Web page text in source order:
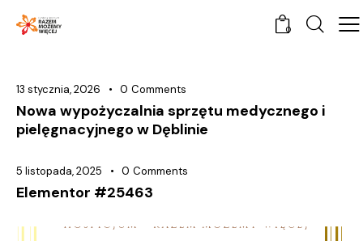
0
13 stycznia, 2026 0 Comments
Nowa wypożyczalnia sprzętu medycznego i
pielęgnacyjnego w Dęblinie
5 listopada, 2025 0 Comments
Elementor #25463